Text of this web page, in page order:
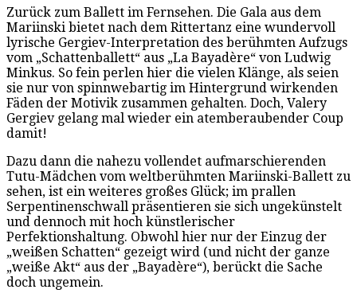
Zurück zum Ballett im Fernsehen. Die Gala aus dem
Mariinski bietet nach dem Rittertanz eine wundervoll
lyrische Gergiev-Interpretation des berühmten Aufzugs
vom „Schattenballett“ aus „La Bayadère“ von Ludwig
Minkus. So fein perlen hier die vielen Klänge, als seien
sie nur von spinnwebartig im Hintergrund wirkenden
Fäden der Motivik zusammen gehalten. Doch, Valery
Gergiev gelang mal wieder ein atemberaubender Coup
damit!
Dazu dann die nahezu vollendet aufmarschierenden
Tutu-Mädchen vom weltberühmten Mariinski-Ballett zu
sehen, ist ein weiteres großes Glück; im prallen
Serpentinenschwall präsentieren sie sich ungekünstelt
und dennoch mit hoch künstlerischer
Perfektionshaltung. Obwohl hier nur der Einzug der
„weißen Schatten“ gezeigt wird (und nicht der ganze
„weiße Akt“ aus der „Bayadère“), berückt die Sache
doch ungemein.